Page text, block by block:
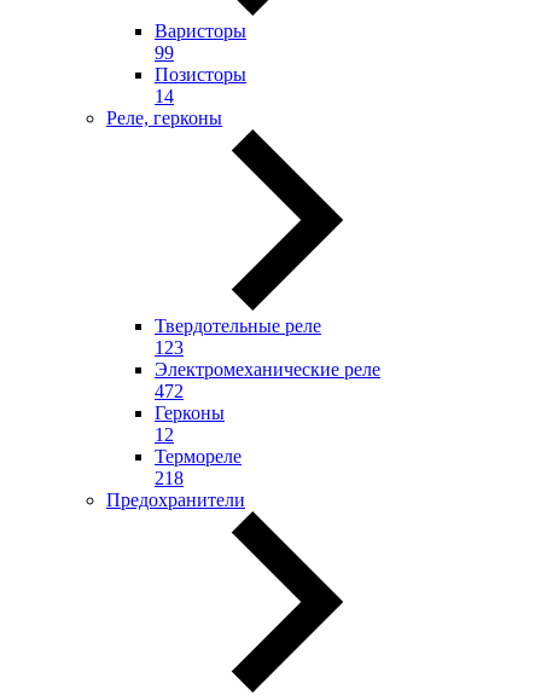
Варисторы
99
Позисторы
14
Реле, герконы
Твердотельные реле
123
Электромеханические реле
472
Герконы
12
Термореле
218
Предохранители